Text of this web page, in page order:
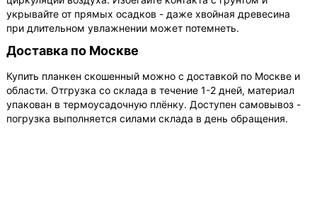
укрывайте от прямых осадков - даже хвойная древесина
при длительном увлажнении может потемнеть.
Доставка по Москве
Купить планкен скошенный можно с доставкой по Москве и
области. Отгрузка со склада в течение 1-2 дней, материал
упакован в термоусадочную плёнку. Доступен самовывоз -
погрузка выполняется силами склада в день обращения.